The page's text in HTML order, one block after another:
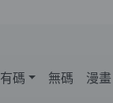
有碼 無碼 漫畫